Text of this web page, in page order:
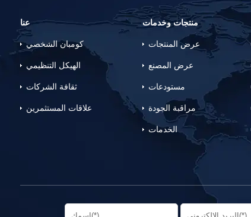
عنا
كومبان الشخصي
الهيكل التنظيمي
ثقافة الشركات
علاقات المستثمرين
منتجات وخدمات
عرض المنتجات
عرض المصنع
مستودعات
مراقبة الجودة
الخدمات